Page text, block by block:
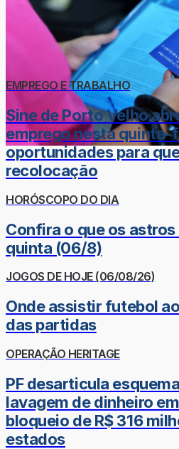
EMPREGO E TRABALHO
Sine de Porto Velho
emprego nesta quinta-
oportunidades para
recolocação
HORÓSCOPO DO DIA
Confira o que os
quinta (06/8)
JOGOS DE HOJE (06/08/26)
Onde assistir futebol
das partidas
OPERAÇÃO HERITAGE
PF desarticula
lavagem de dinheiro
bloqueio de R$ 316
estados